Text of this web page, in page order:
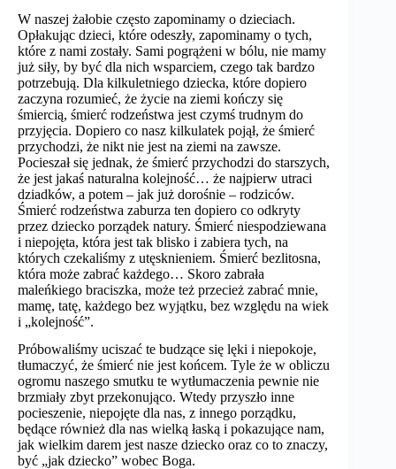
W naszej żałobie często zapominamy o dzieciach.
Opłakując dzieci, które odeszły, zapominamy o tych,
które z nami zostały. Sami pogrążeni w bólu, nie mamy
już siły, by być dla nich wsparciem, czego tak bardzo
potrzebują. Dla kilkuletniego dziecka, które dopiero
zaczyna rozumieć, że życie na ziemi kończy się
śmiercią, śmierć rodzeństwa jest czymś trudnym do
przyjęcia. Dopiero co nasz kilkulatek pojął, że śmierć
przychodzi, że nikt nie jest na ziemi na zawsze.
Pocieszał się jednak, że śmierć przychodzi do starszych,
że jest jakaś naturalna kolejność… że najpierw utraci
dziadków, a potem – jak już dorośnie – rodziców.
Śmierć rodzeństwa zaburza ten dopiero co odkryty
przez dziecko porządek natury. Śmierć niespodziewana
i niepojęta, która jest tak blisko i zabiera tych, na
których czekaliśmy z utęsknieniem. Śmierć bezlitosna,
która może zabrać każdego… Skoro zabrała
maleńkiego braciszka, może też przecież zabrać mnie,
mamę, tatę, każdego bez wyjątku, bez względu na wiek
i „kolejność”.
Próbowaliśmy uciszać te budzące się lęki i niepokoje,
tłumaczyć, że śmierć nie jest końcem. Tyle że w obliczu
ogromu naszego smutku te wytłumaczenia pewnie nie
brzmiały zbyt przekonująco. Wtedy przyszło inne
pocieszenie, niepojęte dla nas, z innego porządku,
będące również dla nas wielką łaską i pokazujące nam,
jak wielkim darem jest nasze dziecko oraz co to znaczy,
być „jak dziecko” wobec Boga.